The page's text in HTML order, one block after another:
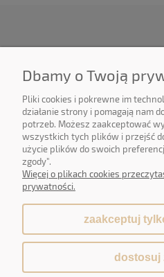
POMOC
MOJE KONTO
Sklep
Dbamy o Twoją
Pliki cookies i pokrewne im
działanie strony i pomagają nam
potrzeb. Możesz zaakceptować
wszystkich tych plików i przejść
użycie plików do swoich
zgody".
Więcej o plikach cookies
prywatności.
zaakceptuj
dostosuj